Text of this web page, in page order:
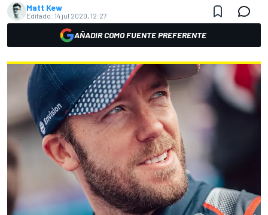
Matt Kew
Editado: 14 jul 2020, 12:27
AÑADIR COMO FUENTE PREFERENTE